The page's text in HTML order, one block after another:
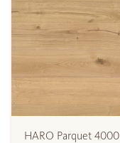
HARO Parquet 4000